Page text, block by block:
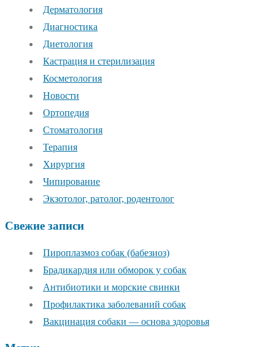
Дерматология
Диагностика
Диетология
Кастрация и стерилизация
Косметология
Новости
Ортопедия
Стоматология
Терапия
Хирургия
Чипирование
Экзотолог, ратолог, родентолог
Свежие записи
Пироплазмоз собак (бабезиоз)
Брадикардия или обморок у собак
Антибиотики и морские свинки
Профилактика заболеваний собак
Вакцинация собаки — основа здоровья